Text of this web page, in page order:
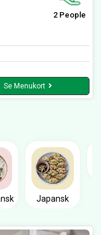
2 People
Se Menukort
Japansk